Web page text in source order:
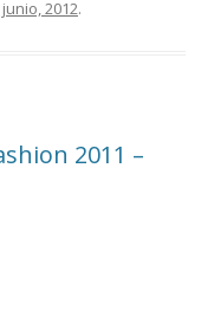
junio, 2012.
2011 –